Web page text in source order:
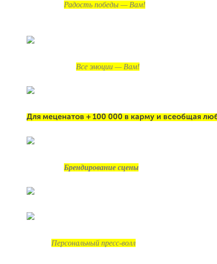
Радость победы — Вам!
Все эмоции — Вам!
Для меценатов + 100 000 в карму и всеобщая
Брендирование сцены
Персональный пресс-волл